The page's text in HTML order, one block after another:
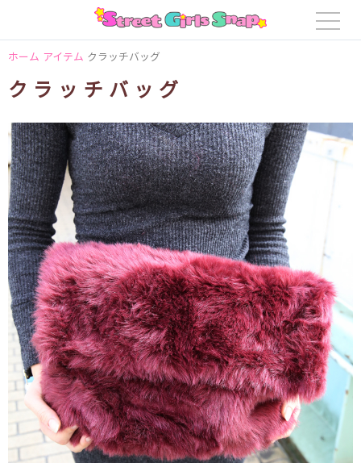
ホーム アイテム クラッチバッグ
クラッチバッグ